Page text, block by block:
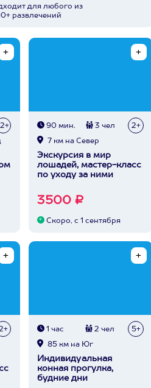
для любого из
развлечений
90 мин. 3 чел 2+
7 км на Север
Экскурсия в мир
лошадей, мастер-класс
по уходу за ними
3500 ₽
Скоро, с 1 сентября
1 час 2 чел 5+
85 км на Юг
Индивидуальная
конная прогулка,
будние дни